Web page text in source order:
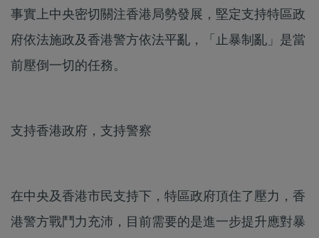
事實上中央密切關注香港局勢發展，堅定支持特區政
府依法施政及香港警方依法平亂，「止暴制亂」是當
前壓倒一切的任務。
支持香港政府，支持警察
在中央及香港市民支持下，特區政府頂住了壓力，香
港警方戰鬥力充沛，目前需要的是進一步提升應對暴